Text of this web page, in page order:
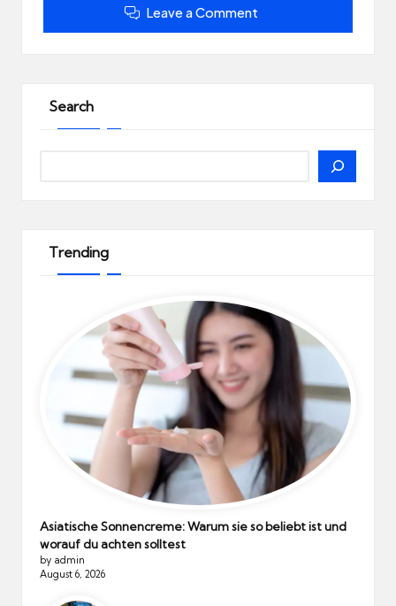
Leave a Comment
Search
Trending
Asiatische Sonnencreme: Warum sie so beliebt ist und
worauf du achten solltest
by admin
August 6, 2026